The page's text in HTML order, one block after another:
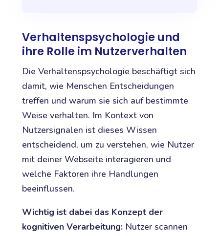
Verhaltenspsychologie und
ihre Rolle im Nutzerverhalten
Die Verhaltenspsychologie beschäftigt sich
damit, wie Menschen Entscheidungen
treffen und warum sie sich auf bestimmte
Weise verhalten. Im Kontext von
Nutzersignalen ist dieses Wissen
entscheidend, um zu verstehen, wie Nutzer
mit deiner Webseite interagieren und
welche Faktoren ihre Handlungen
beeinflussen.
Wichtig ist dabei das Konzept der
kognitiven Verarbeitung:Nutzer scannen